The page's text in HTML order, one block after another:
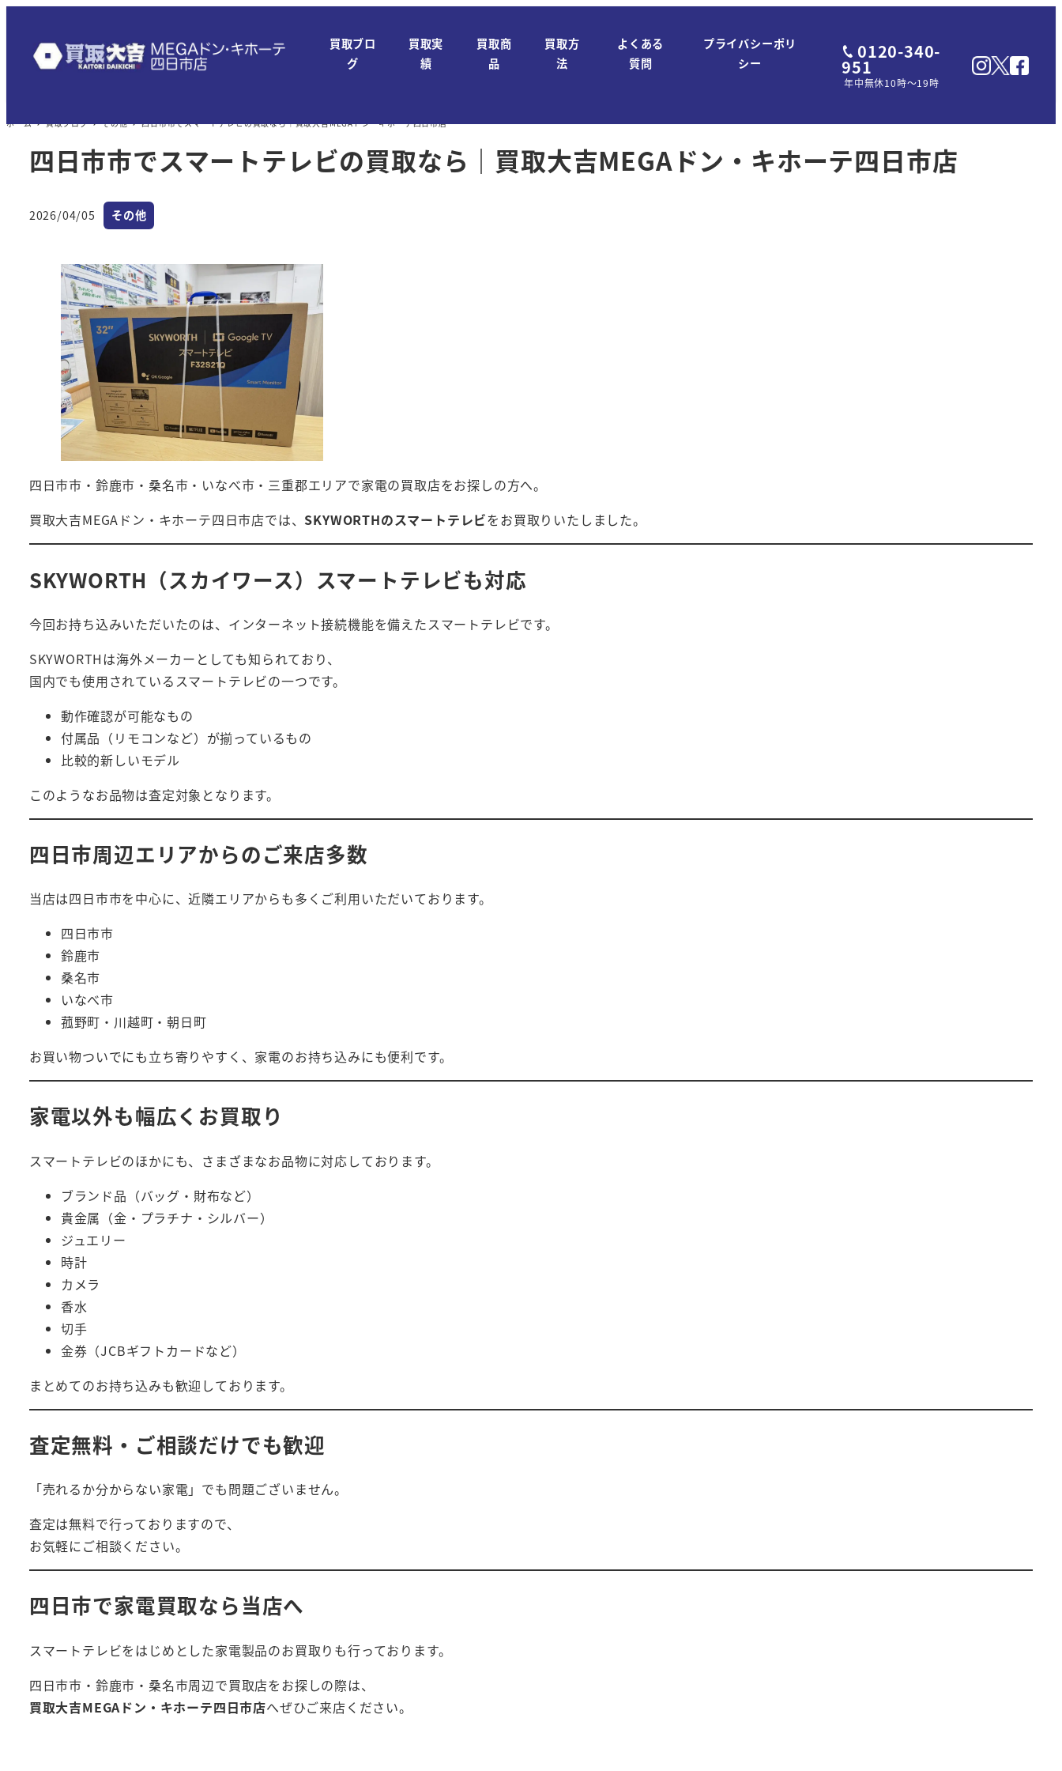
テ
買取ブロ
グ
買取実
績
買取商
品
買取方
法
よくある
質問
プライバシーポリ
シー
0120-340-
951
年中無休10時～19時
ホーム 買取ブログ その他 四日市市でスマートテレビの買取なら｜買取大吉MEGAドン・キホーテ四日市店
四日市市でスマートテレビの買取なら｜買取大吉MEGAドン・キホーテ四日市店
投稿日
2026/04/05 カテゴリー
その他
四日市市・鈴鹿市・桑名市・いなべ市・三重郡エリアで家電の買取店をお探しの方へ。
買取大吉MEGAドン・キホーテ四日市店では、 SKYWORTHのスマートテレビをお買取りいたしました。
SKYWORTH（スカイワース）スマートテレビも対応
今回お持ち込みいただいたのは、インターネット接続機能を備えたスマートテレビです。
SKYWORTHは海外メーカーとしても知られており、
国内でも使用されているスマートテレビの一つです。
動作確認が可能なもの
付属品（リモコンなど）が揃っているもの
比較的新しいモデル
このようなお品物は査定対象となります。
四日市周辺エリアからのご来店多数
当店は四日市市を中心に、近隣エリアからも多くご利用いただいております。
四日市市
鈴鹿市
桑名市
いなべ市
菰野町・川越町・朝日町
お買い物ついでにも立ち寄りやすく、家電のお持ち込みにも便利です。
家電以外も幅広くお買取り
スマートテレビのほかにも、さまざまなお品物に対応しております。
ブランド品（バッグ・財布など）
貴金属（金・プラチナ・シルバー）
ジュエリー
時計
カメラ
香水
切手
金券（JCBギフトカードなど）
まとめてのお持ち込みも歓迎しております。
査定無料・ご相談だけでも歓迎
「売れるか分からない家電」でも問題ございません。
査定は無料で行っておりますので、
お気軽にご相談ください。
四日市で家電買取なら当店へ
スマートテレビをはじめとした家電製品のお買取りも行っております。
四日市市・鈴鹿市・桑名市周辺で買取店をお探しの際は、
買取大吉MEGAドン・キホーテ四日市店へぜひご来店ください。